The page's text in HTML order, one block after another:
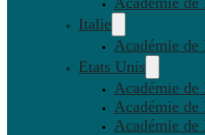
Italie
Académie
Etats Unis
Académie
Académie
Académie